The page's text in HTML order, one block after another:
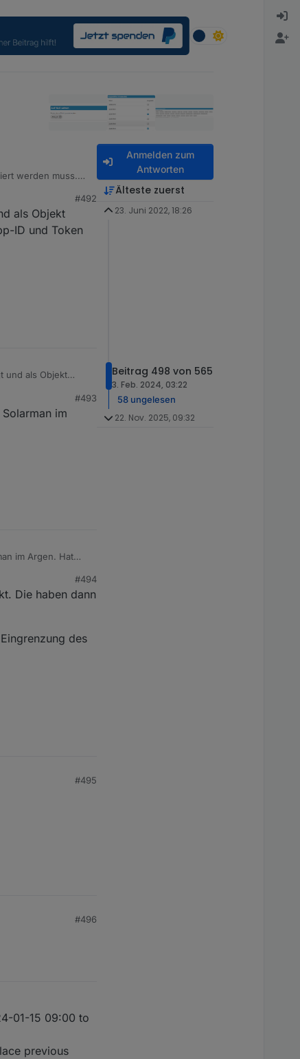
werden muss.
dazu den Support
#492
als Objekt
ID und Token
und als Objekt
#493
im
im Argen. Hat
#494
Die haben dann
des
#495
#496
01-15 09:00 to
previous
Anmelden zum
Antworten
Älteste zuerst
23. Juni 2022, 18:26
Beitrag 498 von 565
3. Feb. 2024, 03:22
58 ungelesen
22. Nov. 2025, 09:32